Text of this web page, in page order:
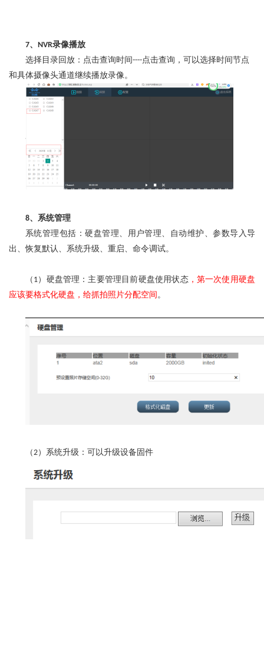
7、 NVR录像播放
选择目录回放：点击查询时间----点击查询，可以选择时间节点
和具体摄像头通道继续播放录像。
8、系统管理
系统管理包括：硬盘管理、用户管理、自动维护、参数导入导
出、恢复默认、系统升级、重启、命令调试。
（ 1）硬盘管理：主要管理目前硬盘使用状态，第一次使用硬盘
应该要格式化硬盘，给抓拍照片分配空间 。
（2）系统升级：可以升级设备固件